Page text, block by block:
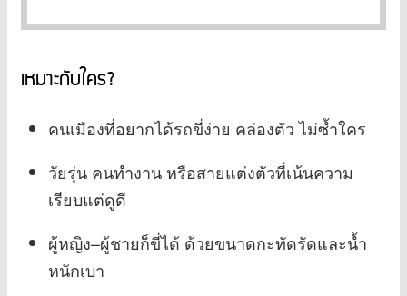
เหมาะกับใคร?
คนเมืองที่อยากได้รถขี่ง่าย คล่องตัว ไม่ซ้ำใคร
วัยรุ่น คนทำงาน หรือสายแต่งตัวที่เน้นความ
เรียบแต่ดูดี
ผู้หญิง–ผู้ชายก็ขี่ได้ ด้วยขนาดกะทัดรัดและน้ำ
หนักเบา